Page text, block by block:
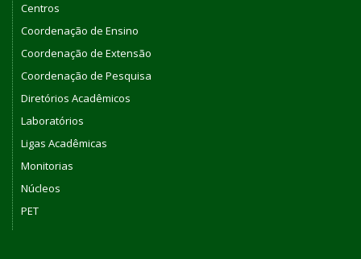
Centros
Coordenação de Ensino
Coordenação de Extensão
Coordenação de Pesquisa
Diretórios Acadêmicos
Laboratórios
Ligas Acadêmicas
Monitorias
Núcleos
PET